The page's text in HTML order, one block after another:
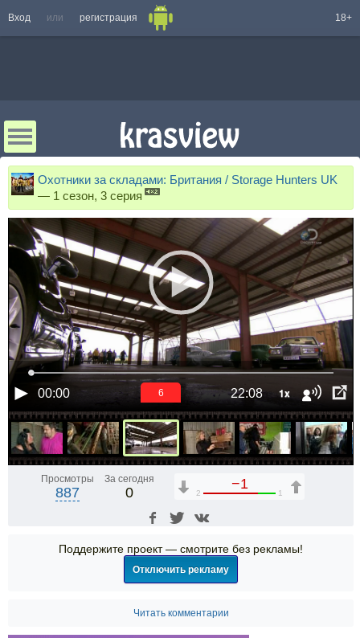
Вход или регистрация 18+
Охотники за складами: Британия / Storage Hunters UK
— 1 сезон, 3 серия
00:00 22:08 1x
6
Просмотры
887
За сегодня
0
−1
2 1
Поддержите проект — смотрите без рекламы!
Отключить рекламу
Читать комментарии